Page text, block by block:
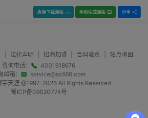
直接下载海报 手动生成海报 分享
法律声明 招商加盟 合同验真
站点地图
咨询电话：
4001618676
邮箱：
service@sc666.com
宇天涯 @1997-2026All Rights Reserved
蜀ICP备09020774号